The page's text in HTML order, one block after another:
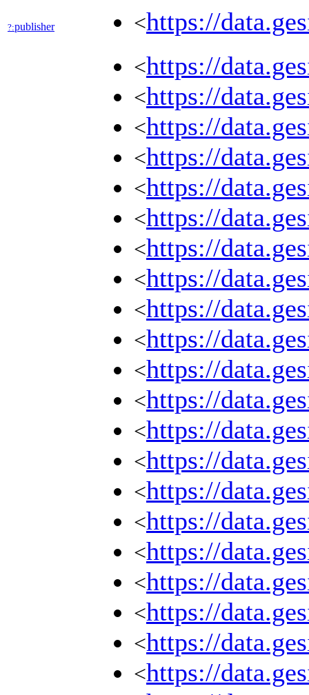
?:publisher <https://
<https://
<https://
<https://
<https://
<https://
<https://
<https://
<https://
<https://
<https://
<https://
<https://
<https://
<https://
<https://
<https://
<https://
<https://
<https://
<https://
<https://